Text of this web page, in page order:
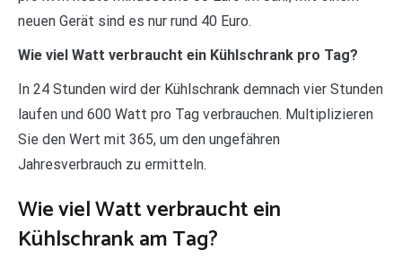
neuen Gerät sind es nur rund 40 Euro.
Wie viel Watt verbraucht ein Kühlschrank pro Tag?
In 24 Stunden wird der Kühlschrank demnach vier Stunden
laufen und 600 Watt pro Tag verbrauchen. Multiplizieren
Sie den Wert mit 365, um den ungefähren
Jahresverbrauch zu ermitteln.
Wie viel Watt verbraucht ein
Kühlschrank am Tag?